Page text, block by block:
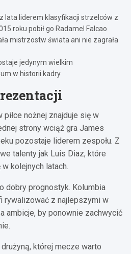
lata liderem klasyfikacji strzelców z
roku pobił go Radamel Falcao
mistrzostw świata ani nie zagrała
jedynym wielkim
w historii kadry
nożnej znajduje się w
strony wciąż gra James
pozostaje liderem zespołu. Z
talenty jak Luis Diaz, które
kolejnych latach.
dobry prognostyk. Kolumbia
rywalizować z najlepszymi w
ambicje, by ponownie zachwycić
której mecze warto